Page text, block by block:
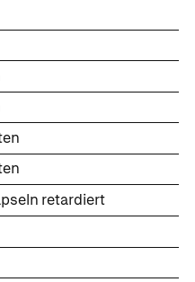
retardiert